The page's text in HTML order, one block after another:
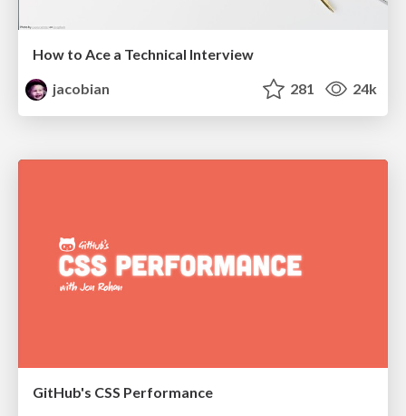
How to Ace a Technical Interview
jacobian
281 24k
GitHub's CSS Performance